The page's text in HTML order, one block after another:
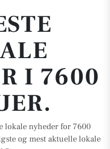
I 7600
lokale nyheder for 7600
og mest aktuelle lokale